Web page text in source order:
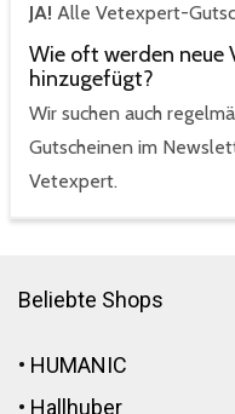
JA! Alle Vetexpert-
Wie oft werden neue
hinzugefügt?
Wir suchen auch
Gutscheinen im
Vetexpert.
Beliebte Shops
• HUMANIC
• Hallhuber